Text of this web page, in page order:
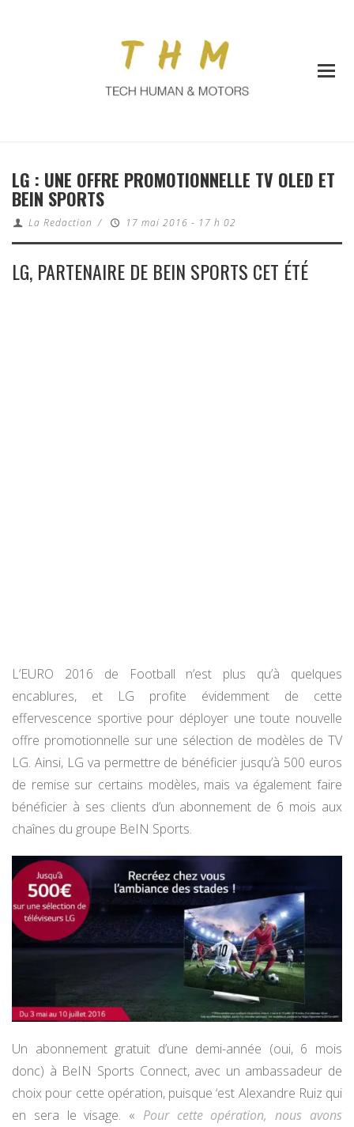
LG : UNE OFFRE PROMOTIONNELLE TV OLED ET
BEIN SPORTS
La Redaction / 17 mai 2016 - 17 h 02
LG, PARTENAIRE DE BEIN SPORTS CET ÉTÉ
L’EURO 2016 de Football n’est plus qu’à quelques
encablures, et LG profite évidemment de cette
effervescence sportive pour déployer une toute nouvelle
offre promotionnelle sur une sélection de modèles de TV
LG. Ainsi, LG va permettre de bénéficier jusqu’à 500 euros
de remise sur certains modèles, mais va également faire
bénéficier à ses clients d’un abonnement de 6 mois aux
chaînes du groupe BeIN Sports.
Un abonnement gratuit d’une demi-année (oui, 6 mois
donc) à BeIN Sports Connect, avec un ambassadeur de
choix pour cette opération, puisque ‘est Alexandre Ruiz qui
en sera le visage. « Pour cette opération, nous avons